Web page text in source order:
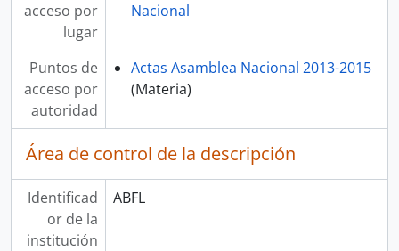
acceso por
lugar
Nacional
Puntos de
acceso por
autoridad
Actas Asamblea Nacional 2013-2015
(Materia)
Área de control de la descripción
Identificad
or de la
institución
ABFL